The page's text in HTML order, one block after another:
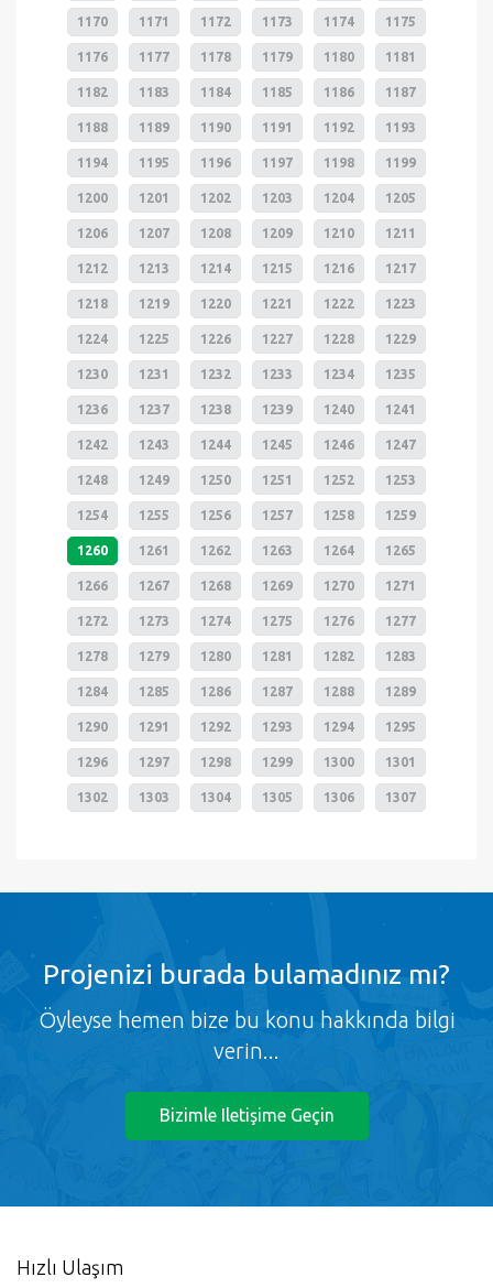
1170 1171 1172 1173 1174 1175
1176 1177 1178 1179 1180 1181
1182 1183 1184 1185 1186 1187
1188 1189 1190 1191 1192 1193
1194 1195 1196 1197 1198 1199
1200 1201 1202 1203 1204 1205
1206 1207 1208 1209 1210 1211
1212 1213 1214 1215 1216 1217
1218 1219 1220 1221 1222 1223
1224 1225 1226 1227 1228 1229
1230 1231 1232 1233 1234 1235
1236 1237 1238 1239 1240 1241
1242 1243 1244 1245 1246 1247
1248 1249 1250 1251 1252 1253
1254 1255 1256 1257 1258 1259
1260 1261 1262 1263 1264 1265
1266 1267 1268 1269 1270 1271
1272 1273 1274 1275 1276 1277
1278 1279 1280 1281 1282 1283
1284 1285 1286 1287 1288 1289
1290 1291 1292 1293 1294 1295
1296 1297 1298 1299 1300 1301
1302 1303 1304 1305 1306 1307
Projenizi burada bulamadınız mı?
Öyleyse hemen bize bu konu hakkında bilgi
verin...
Bizimle Iletişime Geçin
Hızlı Ulaşım